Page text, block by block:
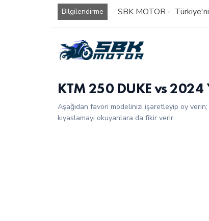
Bilgilendirme SBK MOTOR -
KTM 250 DUKE vs 2024
Aşağıdan favori modelinizi işaretleyip oy
kıyaslamayı okuyanlara da fikir verir.